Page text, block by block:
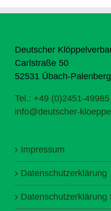
Deutscher
Carlstraße 50
52531 Übach-Palenberg
Tel.: +49 (0)2451-49985
info@deutscher-
Impressum
Datenschutzerklärung
Datenschutzerklärung